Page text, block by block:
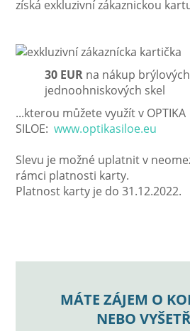
získá exkluzivní zákaznickou
30 EUR na nákup
jednoohniskových skel
...kterou můžete využít v OPTIKA
SILOE: www.optikasiloe.eu
Slevu je možné uplatnit v
rámci platnosti karty.
Platnost karty je do 31.12.2022.
MÁTE ZÁJEM O
NEBO